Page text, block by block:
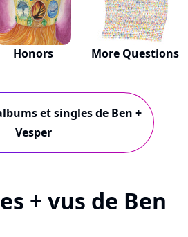
Honors More Questions
et singles de Ben +
Vesper
+ vus de Ben